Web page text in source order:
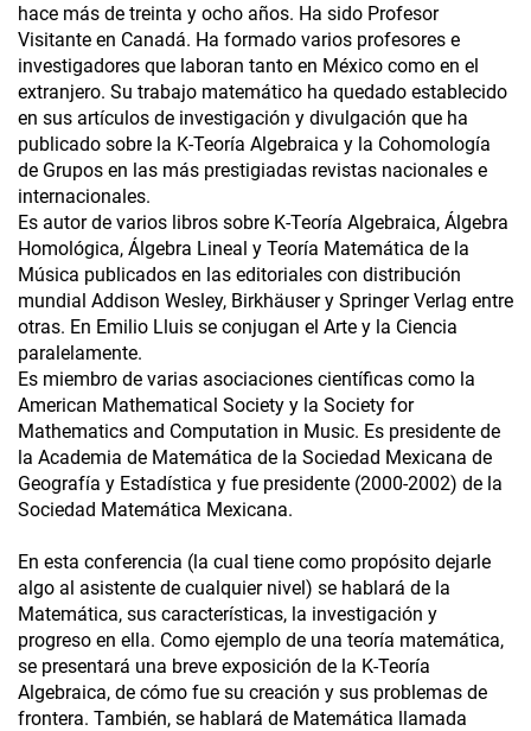
hace más de treinta y ocho años. Ha sido Profesor
Visitante en Canadá. Ha formado varios profesores e
investigadores que laboran tanto en México como en el
extranjero. Su trabajo matemático ha quedado establecido
en sus artículos de investigación y divulgación que ha
publicado sobre la K-Teoría Algebraica y la Cohomología
de Grupos en las más prestigiadas revistas nacionales e
internacionales.
Es autor de varios libros sobre K-Teoría Algebraica, Álgebra
Homológica, Álgebra Lineal y Teoría Matemática de la
Música publicados en las editoriales con distribución
mundial Addison Wesley, Birkhäuser y Springer Verlag entre
otras. En Emilio Lluis se conjugan el Arte y la Ciencia
paralelamente.
Es miembro de varias asociaciones científicas como la
American Mathematical Society y la Society for
Mathematics and Computation in Music. Es presidente de
la Academia de Matemática de la Sociedad Mexicana de
Geografía y Estadística y fue presidente (2000-2002) de la
Sociedad Matemática Mexicana.
En esta conferencia (la cual tiene como propósito dejarle
algo al asistente de cualquier nivel) se hablará de la
Matemática, sus características, la investigación y
progreso en ella. Como ejemplo de una teoría matemática,
se presentará una breve exposición de la K-Teoría
Algebraica, de cómo fue su creación y sus problemas de
frontera. También, se hablará de Matemática llamada